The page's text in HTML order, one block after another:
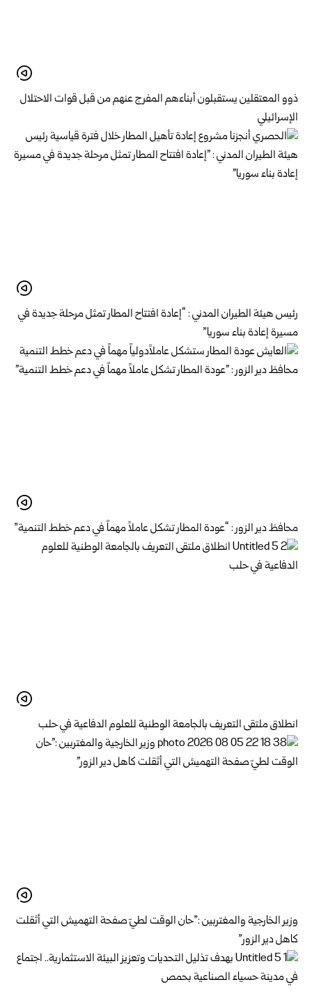
ذوو المعتقلين يستقبلون أبناءهم المفرج عنهم من قبل قوات الاحتلال
الإسرائيلي
رئيس هيئة الطيران المدني : “إعادة افتتاح المطار تمثل مرحلة جديدة في
مسيرة إعادة بناء سوريا”
محافظ دير الزور : “عودة المطار تشكل عاملاً مهماً في دعم خطط التنمية”
انطلاق ملتقى التعريف بالجامعة الوطنية للعلوم الدفاعية في حلب
وزير الخارجية والمغتربين :”حان الوقت لطيّ صفحة التهميش التي أثقلت
كاهل دير الزور”